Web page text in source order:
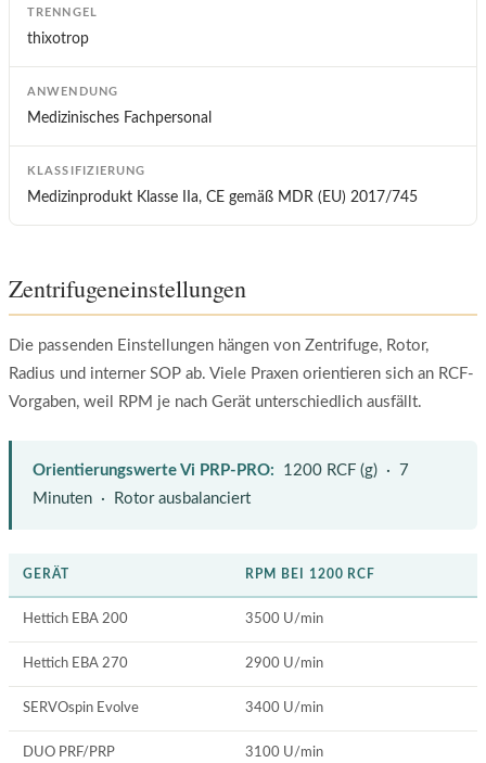
TRENNGEL
thixotrop
ANWENDUNG
Medizinisches Fachpersonal
KLASSIFIZIERUNG
Medizinprodukt Klasse IIa, CE gemäß MDR (EU) 2017/745
Zentrifugeneinstellungen
Die passenden Einstellungen hängen von Zentrifuge, Rotor,
Radius und interner SOP ab. Viele Praxen orientieren sich an RCF-
Vorgaben, weil RPM je nach Gerät unterschiedlich ausfällt.
Orientierungswerte Vi PRP-PRO: 1200 RCF (g) · 7
Minuten · Rotor ausbalanciert
GERÄT RPM BEI 1200 RCF
Hettich EBA 200 3500 U/min
Hettich EBA 270 2900 U/min
SERVOspin Evolve 3400 U/min
DUO PRF/PRP 3100 U/min